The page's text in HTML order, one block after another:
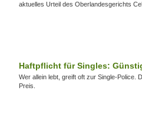
aktuelles Urteil des Oberlandesgerichts
Haftpflicht für Singles:
Wer allein lebt, greift oft zur Single-Police.
Preis.